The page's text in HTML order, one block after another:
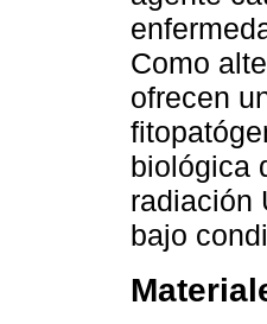
Como
ofrecen
biológica
radiación
bajo